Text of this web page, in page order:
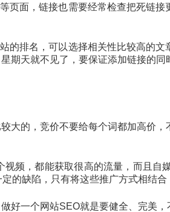
页面，链接也需要经常检查把死链
的排名，可以选择相关性比较高的
期天就不见了，要保证添加链接的
大的，竞价不要给每个词都加高价
频，都能获取很高的流量，而且
的缺陷，只有将这些推广方式相结合
好一个网站SEO就是要健全、完美，